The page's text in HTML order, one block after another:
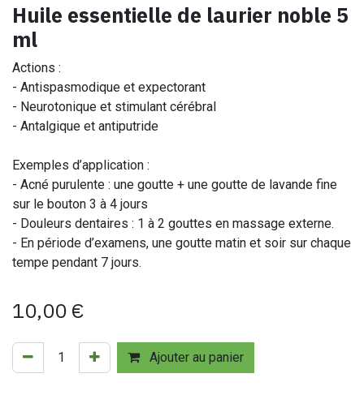
Huile essentielle de laurier noble 5
ml
Actions :
- Antispasmodique et expectorant
- Neurotonique et stimulant cérébral
- Antalgique et antiputride
Exemples d’application :
- Acné purulente : une goutte + une goutte de lavande fine
sur le bouton 3 à 4 jours
- Douleurs dentaires : 1 à 2 gouttes en massage externe.
- En période d’examens, une goutte matin et soir sur chaque
tempe pendant 7 jours.
10,00 €
Ajouter au panier